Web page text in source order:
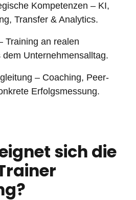
Kompetenzen – KI,
Transfer & Analytics.
Training an realen
dem Unternehmensalltag.
– Coaching, Peer-
Erfolgsmessung.
sich die